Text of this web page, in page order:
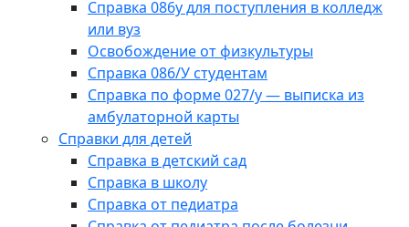
Справка 086у для поступления в колледж
или вуз
Освобождение от физкультуры
Справка 086/У студентам
Справка по форме 027/у — выписка из
амбулаторной карты
Справки для детей
Справка в детский сад
Справка в школу
Справка от педиатра